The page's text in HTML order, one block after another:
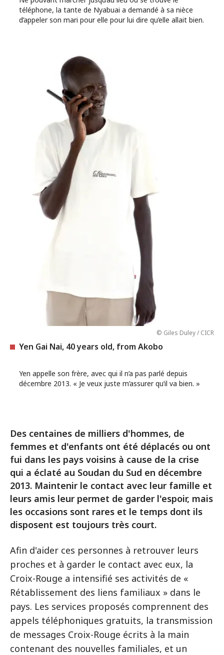
téléphone, la tante de Nyabuai a demandé à sa nièce
d’appeler son mari pour elle pour lui dire qu’elle allait bien.
© Giles Duley / CICR
Yen Gai Nai, 40 years old, from Akobo
Yen appelle son frère, avec qui il n’a pas parlé depuis
décembre 2013. « Je veux juste m’assurer qu’il va bien. »
Des centaines de milliers d'hommes, de
femmes et d'enfants ont été déplacés ou ont
fui dans les pays voisins à cause de la crise
qui a éclaté au Soudan du Sud en décembre
2013. Maintenir le contact avec leur famille et
leurs amis leur permet de garder l'espoir, mais
les occasions sont rares et le temps dont ils
disposent est toujours très court.
Afin d'aider ces personnes à retrouver leurs
proches et à garder le contact avec eux, la
Croix-Rouge a intensifié ses activités de «
Rétablissement des liens familiaux » dans le
pays. Les services proposés comprennent des
appels téléphoniques gratuits, la transmission
de messages Croix-Rouge écrits à la main
contenant des nouvelles familiales, et un